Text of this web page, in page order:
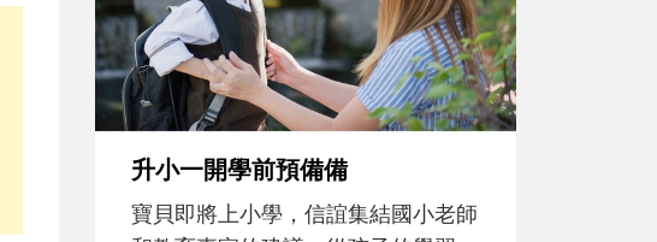
沒有人天生就擅長當爸爸！男人總是
在一次次「前所未有」的體驗中，跟
著孩子一起長大。從給予安全感的肢
體遊戲，到獨立自主、角色認同及解
決問題的能力養成。爸爸正嘗試用不
同的模樣，參與孩子每個重要的成長
歷程。